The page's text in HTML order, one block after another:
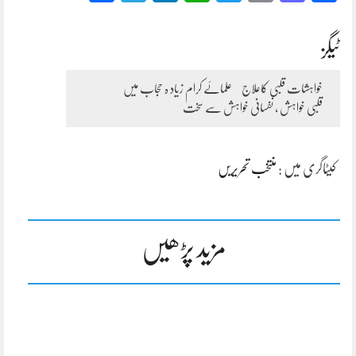
ٹیگز
خواہشات قلبی کاعلاج
علمائے کرام زیاد ہ حجاب میں
قلبی خواہش ، نفسانی خواہش سے سخت
کیٹاگری میں : منتخب تحریریں
مزید پڑھیں